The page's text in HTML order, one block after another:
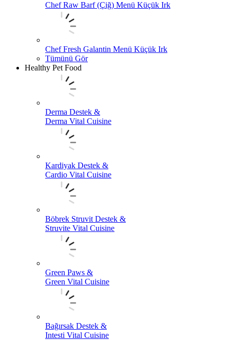
Chef Raw Barf (Çiğ) Menü Küçük Irk
Chef Fresh Galantin Menü Küçük Irk
Tümünü Gör
Healthy Pet Food
Derma Destek &
Derma Vital Cuisine
Kardiyak Destek &
Cardio Vital Cuisine
Böbrek Struvit Destek &
Struvite Vital Cuisine
Green Paws &
Green Vital Cuisine
Bağırsak Destek &
Intesti Vital Cuisine